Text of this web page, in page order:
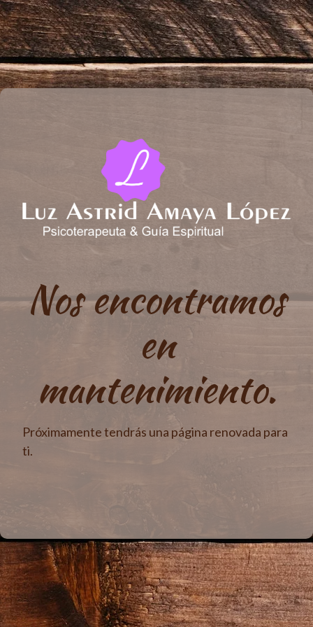
Nos encontramos
en
mantenimiento.
Próximamente tendrás una página renovada para
ti.